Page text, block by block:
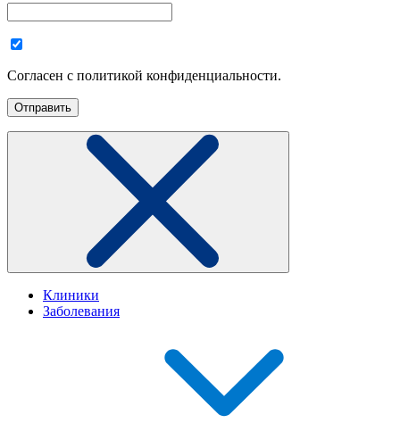
Согласен с политикой конфиденциальности.
Клиники
Заболевания